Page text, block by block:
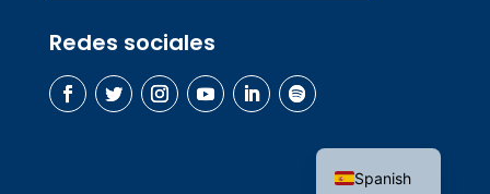
Redes sociales
Spanish